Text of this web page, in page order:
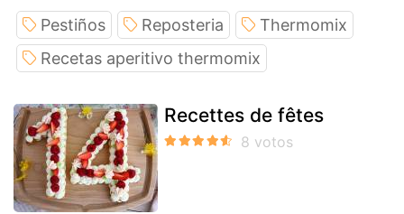
Pestiños Reposteria
Thermomix
Recetas aperitivo thermomix
Recettes de fêtes